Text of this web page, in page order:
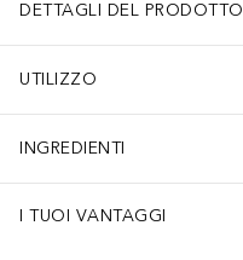
DETTAGLI DEL PRODOTTO
UTILIZZO
INGREDIENTI
I TUOI VANTAGGI